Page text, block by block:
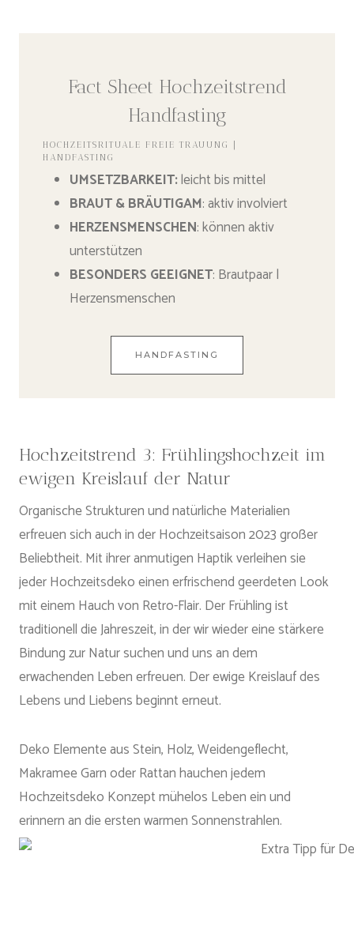
Fact Sheet Hochzeitstrend
Handfasting
HOCHZEITSRITUALE FREIE TRAUUNG |
HANDFASTING
UMSETZBARKEIT:leicht bis mittel
BRAUT & BRÄUTIGAM: aktiv involviert
HERZENSMENSCHEN: können aktiv
unterstützen
BESONDERS GEEIGNET: Brautpaar |
Herzensmenschen
HANDFASTING
Hochzeitstrend 3: Frühlingshochzeit im
ewigen Kreislauf der Natur
Organische Strukturen und natürliche Materialien
erfreuen sich auch in der Hochzeitsaison 2023 großer
Beliebtheit. Mit ihrer anmutigen Haptik verleihen sie
jeder Hochzeitsdeko einen erfrischend geerdeten Look
mit einem Hauch von Retro-Flair. Der Frühling ist
traditionell die Jahreszeit, in der wir wieder eine stärkere
Bindung zur Natur suchen und uns an dem
erwachenden Leben erfreuen. Der ewige Kreislauf des
Lebens und Liebens beginnt erneut.
Deko Elemente aus Stein, Holz, Weidengeflecht,
Makramee Garn oder Rattan hauchen jedem
Hochzeitsdeko Konzept mühelos Leben ein und
erinnern an die ersten warmen Sonnenstrahlen.